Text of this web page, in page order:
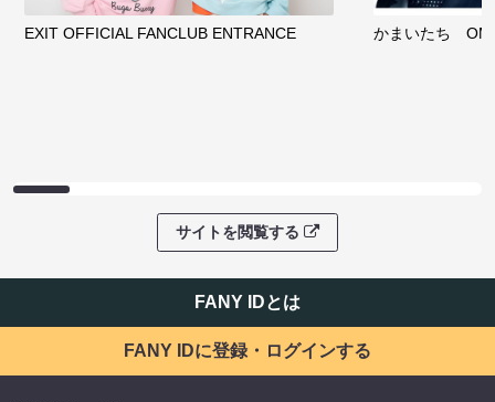
EXIT OFFICIAL FANCLUB ENTRANCE かまいたち
サイトを閲覧する
FANY IDとは
FANY IDに登録・ログインする